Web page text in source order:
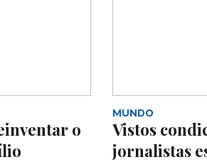
o
MUNDO
Vistos
jornalistas